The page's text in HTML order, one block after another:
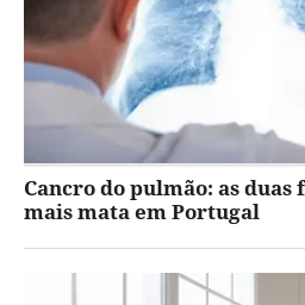
Cancro do pulmão: as duas
mais mata em Portugal